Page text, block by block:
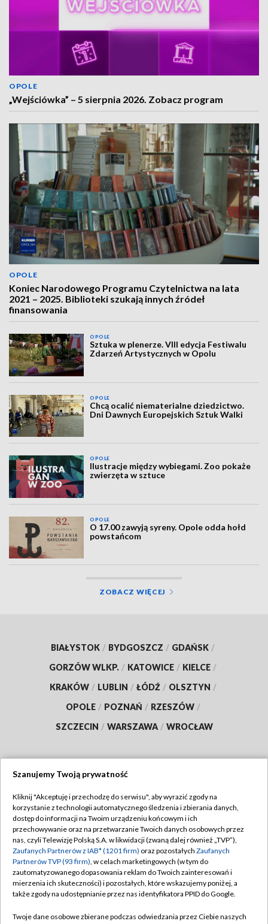
OPOLE
„Wejściówka” – 5 sierpnia 2026. Zobacz program
OPOLE
Koniec Narodowego Programu Czytelnictwa na lata
2021 – 2025. Biblioteki szukają innych źródeł
finansowania
OPOLE
Sztuka w plenerze. VIII edycja Festiwalu
Zdarzeń Artystycznych w Opolu
OPOLE
Chcą ocalić niematerialne dziedzictwo.
Dni Dawnych Europejskich Sztuk Walki
OPOLE
Ilustracje między wybiegami. Zoo pokaże
zwierzęta w sztuce
OPOLE
O 17.00 zawyją syreny. Opole odda hołd
powstańcom
ZOBACZ WIĘCEJ
BIAŁYSTOK / BYDGOSZCZ / GDAŃSK /
GORZÓW WLKP. / KATOWICE / KIELCE /
KRAKÓW / LUBLIN / ŁÓDŹ / OLSZTYN /
OPOLE / POZNAŃ / RZESZÓW /
SZCZECIN / WARSZAWA / WROCŁAW
TVP
Abonament TVP
Emisja w TVP
Centrum informacji TVP
Naziemna Telewizja Cyfrowa
Regulamin TVP
Polityka prywatności
Moje zgody
Pomoc
Szanujemy Twoją prywatność
Kliknij "Akceptuję i przechodzę do serwisu", aby wyrazić zgody na
korzystanie z technologii automatycznego śledzenia i zbierania danych,
dostęp do informacji na Twoim urządzeniu końcowym i ich
przechowywanie oraz na przetwarzanie Twoich danych osobowych przez
nas, czyli Telewizję Polską S.A. w likwidacji (zwaną dalej również „TVP”),
Zaufanych Partnerów z IAB* (1201 firm) oraz pozostałych Zaufanych
Partnerów TVP (93 firm), w celach marketingowych (w tym do
zautomatyzowanego dopasowania reklam do Twoich zainteresowań i
mierzenia ich skuteczności) i pozostałych, które wskazujemy poniżej, a
także zgody na udostępnianie przez nas identyfikatora PPID do Google.
Twoje dane osobowe zbierane podczas odwiedzania przez Ciebie naszych